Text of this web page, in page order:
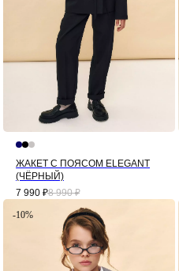
ЖАКЕТ С ПОЯСОМ ELEGANT
(ЧЁРНЫЙ)
7 990 ₽8 990 ₽
-10%